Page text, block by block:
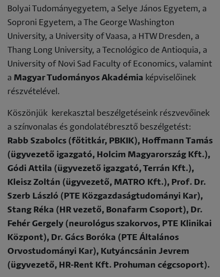
Bolyai Tudományegyetem, a Selye János Egyetem, a
Soproni Egyetem, a The George Washington
University, a University of Vaasa, a HTW Dresden, a
Thang Long University, a Tecnológico de Antioquia, a
University of Novi Sad Faculty of Economics, valamint
a Magyar Tudományos Akadémia képviselőinek
részvételével.
Köszönjük kerekasztal beszélgetéseink részvevőinek
a színvonalas és gondolatébresztő beszélgetést:
Rabb Szabolcs (főtitkár, PBKIK), Hoffmann Tamás
(ügyvezető igazgató, Holcim Magyarország Kft.),
Gódi Attila (ügyvezető igazgató, Terrán Kft.),
Kleisz Zoltán (ügyvezető, MATRO Kft.), Prof. Dr.
Szerb László (PTE Közgazdaságtudományi Kar),
Stang Réka (HR vezető, Bonafarm Csoport), Dr.
Fehér Gergely (neurológus szakorvos, PTE Klinikai
Központ), Dr. Gács Boróka (PTE Általános
Orvostudományi Kar), Kutyáncsánin Jevrem
(ügyvezető, HR-Rent Kft. Prohuman cégcsoport).